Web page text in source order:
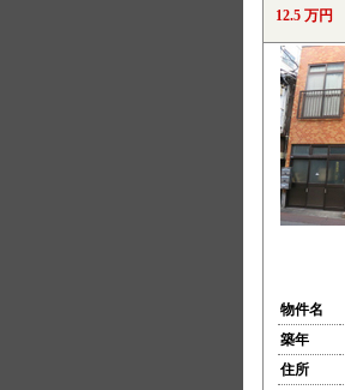
12.5 万円
物件名
築年
住所